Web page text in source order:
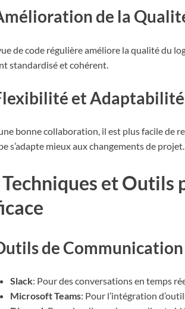
de la
de code régulière améliore la qualité du
standardisé et cohérent.
et
bonne collaboration, il est plus facile de
s’adapte mieux aux changements de projet.
et
de Communication
Slack: Pour des conversations en temps
Microsoft Teams: Pour l’intégration